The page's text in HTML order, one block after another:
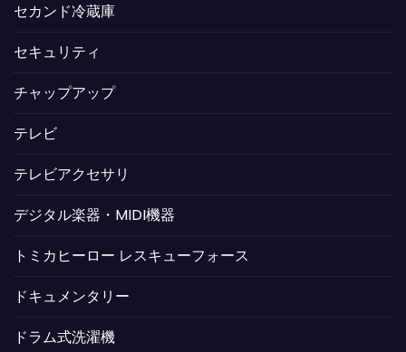
セカンド冷蔵庫
セキュリティ
チャップアップ
テレビ
テレビアクセサリ
デジタル楽器・MIDI機器
トミカヒーロー レスキューフォース
ドキュメンタリー
ドラム式洗濯機